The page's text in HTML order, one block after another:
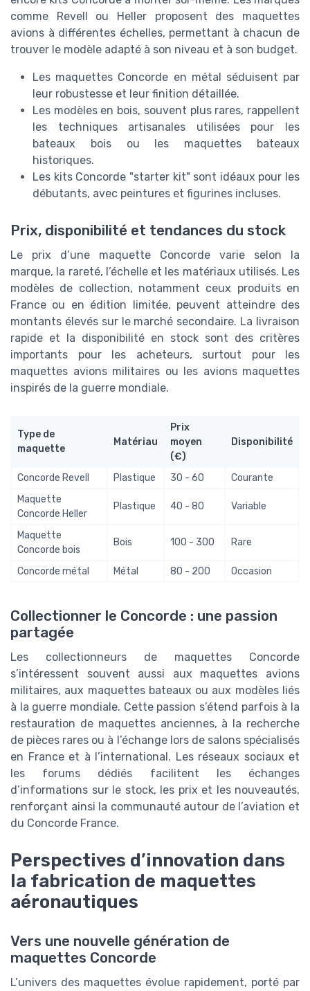
comme Revell ou Heller proposent des maquettes
avions à différentes échelles, permettant à chacun de
trouver le modèle adapté à son niveau et à son budget.
Les maquettes Concorde en métal séduisent par
leur robustesse et leur finition détaillée.
Les modèles en bois, souvent plus rares, rappellent
les techniques artisanales utilisées pour les
bateaux bois ou les maquettes bateaux
historiques.
Les kits Concorde "starter kit" sont idéaux pour les
débutants, avec peintures et figurines incluses.
Prix, disponibilité et tendances du stock
Le prix d’une maquette Concorde varie selon la
marque, la rareté, l’échelle et les matériaux utilisés. Les
modèles de collection, notamment ceux produits en
France ou en édition limitée, peuvent atteindre des
montants élevés sur le marché secondaire. La livraison
rapide et la disponibilité en stock sont des critères
importants pour les acheteurs, surtout pour les
maquettes avions militaires ou les avions maquettes
inspirés de la guerre mondiale.
Type de
maquette
Matériau
Prix
moyen
(€)
Disponibilité
Concorde Revell Plastique 30 - 60
Courante
Maquette
Concorde Heller
Plastique 40 - 80 Variable
Maquette
Concorde bois
Bois 100 - 300 Rare
Concorde métal Métal 80 - 200 Occasion
Collectionner le Concorde : une passion
partagée
Les collectionneurs de maquettes Concorde
s’intéressent souvent aussi aux maquettes avions
militaires, aux maquettes bateaux ou aux modèles liés
à la guerre mondiale. Cette passion s’étend parfois à la
restauration de maquettes anciennes, à la recherche
de pièces rares ou à l’échange lors de salons spécialisés
en France et à l’international. Les réseaux sociaux et
les forums dédiés facilitent les échanges
d’informations sur le stock, les prix et les nouveautés,
renforçant ainsi la communauté autour de l’aviation et
du Concorde France.
Perspectives d’innovation dans
la fabrication de maquettes
aéronautiques
Vers une nouvelle génération de
maquettes Concorde
L’univers des maquettes évolue rapidement, porté par